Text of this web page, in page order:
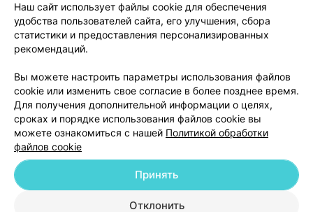
Вакансии
Партнеры
Написать руководителю 103.by
Обработка персональных данных
© 2026 ООО «Артокс Лаб», УНП 191700409
| 220012, Республика Беларусь,
Наш сайт использует файлы cookie для обеспечения
удобства пользователей сайта, его улучшения, сбора
статистики и предоставления персонализированных
рекомендаций.
Вы можете настроить параметры использования файлов
cookie или изменить свое согласие в более позднее время.
Для получения дополнительной информации о целях,
сроках и порядке использования файлов cookie вы
можете ознакомиться с нашей Политикой обработки
файлов cookie
Отклонить
Принять